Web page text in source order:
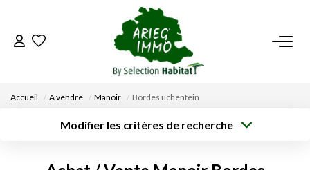
ACCUEIL
Accueil A vendre Manoir Bordes uchentein
Modifier les critères de recherche